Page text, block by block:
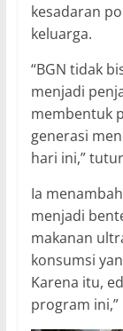
kesadaran
keluarga.
“BGN tidak
menjadi
membentuk
generasi
hari ini,”
Ia
menjadi
makanan
konsumsi
Karena itu,
program